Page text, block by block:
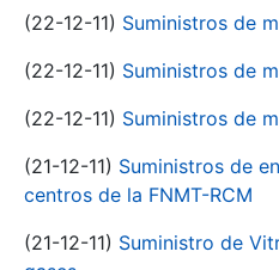
(22-12-11) Suministros de
(22-12-11) Suministros de
(22-12-11) Suministros de
(21-12-11) Suministros de
centros de la FNMT-RCM
(21-12-11) Suministro de